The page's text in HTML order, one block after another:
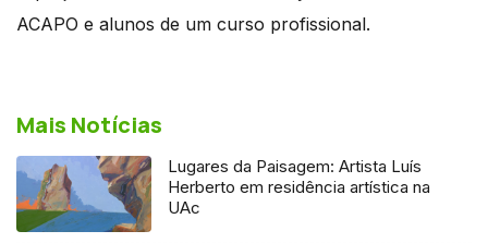
ACAPO e alunos de um curso profissional.
Mais Notícias
Lugares da Paisagem: Artista Luís
Herberto em residência artística na
UAc